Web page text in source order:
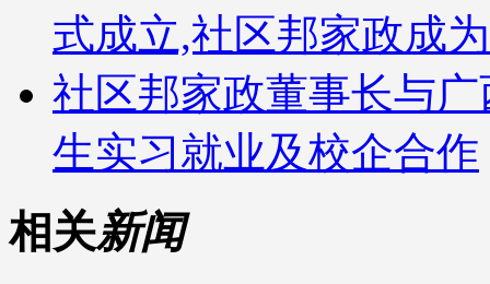
式成立,社区邦家政成
社区邦家政董事长与
生实习就业及校企合作
相关新闻